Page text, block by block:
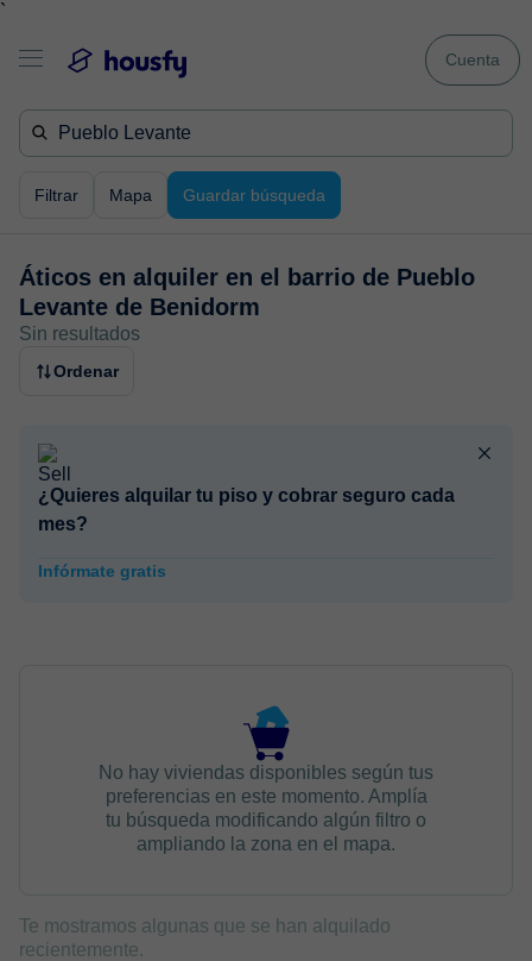
`
Cuenta
Filtrar Mapa Guardar búsqueda
Áticos en alquiler en el barrio de Pueblo
Levante de Benidorm
Sin resultados
Ordenar
¿Quieres alquilar tu piso y cobrar seguro cada
mes?
Infórmate gratis
No hay viviendas disponibles según tus
preferencias en este momento. Amplía
tu búsqueda modificando algún filtro o
ampliando la zona en el mapa.
Te mostramos algunas que se han alquilado
recientemente.